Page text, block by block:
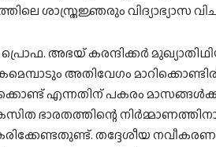
ശാസ്ത്രജ്ഞരും
അഭയ് കരന്ദിക്കർ
അതിവേഗം
എന്നതിന് പകരം
ഭാരതത്തിന്റെ
തദ്ദേശീയ